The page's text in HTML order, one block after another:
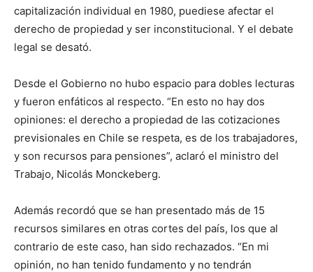
capitalización individual en 1980, puediese afectar el
derecho de propiedad y ser inconstitucional. Y el debate
legal se desató.
Desde el Gobierno no hubo espacio para dobles lecturas
y fueron enfáticos al respecto. “En esto no hay dos
opiniones: el derecho a propiedad de las cotizaciones
previsionales en Chile se respeta, es de los trabajadores,
y son recursos para pensiones”, aclaró el ministro del
Trabajo, Nicolás Monckeberg.
Además recordó que se han presentado más de 15
recursos similares en otras cortes del país, los que al
contrario de este caso, han sido rechazados. “En mi
opinión, no han tenido fundamento y no tendrán